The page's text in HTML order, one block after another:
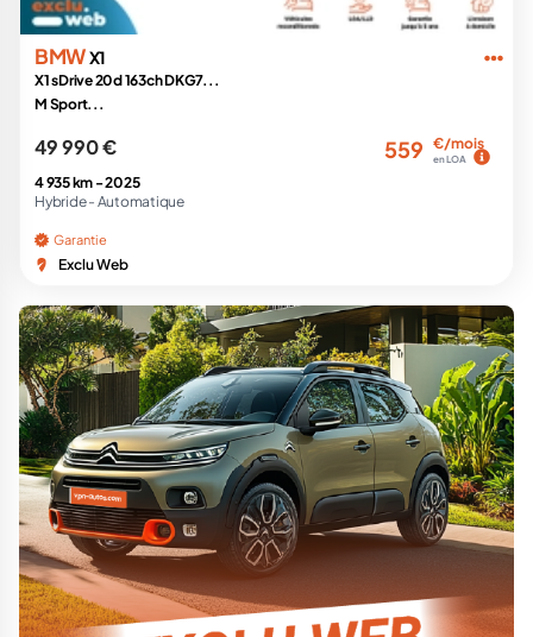
BMWX1
X1 sDrive 20d 163ch DKG7...
M Sport...
49 990 € 559 €/mois
en LOA
4 935 km -2025
Hybride - Automatique
Garantie
Exclu Web